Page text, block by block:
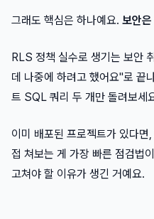
그래도 핵심은 하나예요. 보안
RLS 정책 실수로 생기는 보안
데 나중에 하려고 했어요"로 끝
트 SQL 쿼리 두 개만 돌려보세
이미 배포된 프로젝트가 있다
접 쳐보는 게 가장 빠른 점검법
고쳐야 할 이유가 생긴 거예요.